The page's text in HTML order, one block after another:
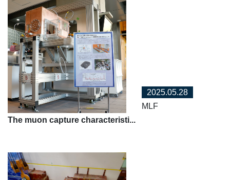
2025.05.28
MLF
The muon capture characteristi...